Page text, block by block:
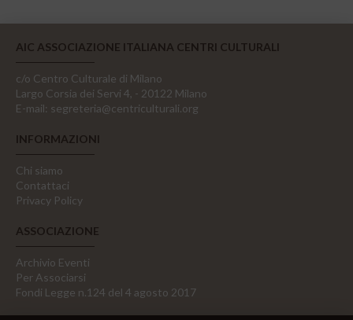
AIC ASSOCIAZIONE ITALIANA CENTRI CULTURALI
c/o Centro Culturale di Milano
Largo Corsia dei Servi 4, - 20122 Milano
E-mail: segreteria@centriculturali.org
INFORMAZIONI
Chi siamo
Contattaci
Privacy Policy
ASSOCIAZIONE
Archivio Eventi
Per Associarsi
Fondi Legge n.124 del 4 agosto 2017